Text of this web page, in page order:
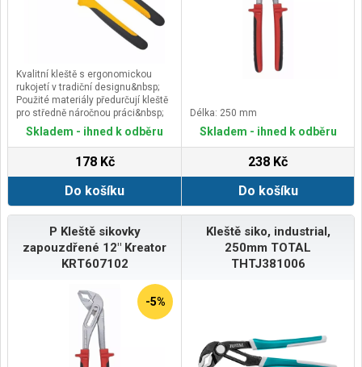
Kvalitní kleště s ergonomickou
rukojetí v tradiční designu&nbsp;
Použité materiály předurčují kleště
pro středně náročnou práci&nbsp;
Tělo kleští je z kvalitní
vysokouhlíkové ocele&nbsp;s
leštěným povrchem
Skladem - ihned k odběru
178 Kč
Do košíku
Délka: 250 mm
Skladem - ihned k odběru
238 Kč
Do košíku
P Kleště sikovky
zapouzdřené 12" Kreator
KRT607102
-5%
Kleště siko, industrial,
250mm TOTAL
THTJ381006